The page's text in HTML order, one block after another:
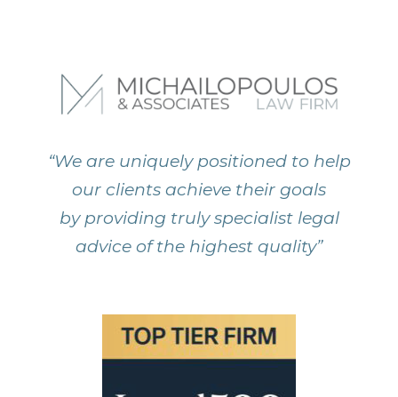
“We are uniquely positioned to help
our clients achieve their goals
by providing truly specialist legal
advice of the highest quality”